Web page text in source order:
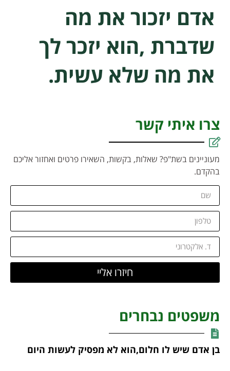
אדם יזכור את מה
שדברת ,הוא יזכר לך
את מה שלא עשית.
צרו איתי קשר
מעוניינים בשת"פ? שאלות, בקשות, השאירו פרטים ואחזור אליכם
בהקדם.
חיזרו אליי
משפטים נבחרים
בן אדם שיש לו חלום,הוא לא מפסיק לעשות היום